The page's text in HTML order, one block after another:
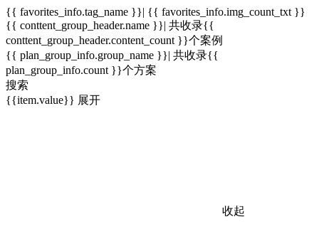
{{ favorites_info.tag_name }}| {{ favorites_info.img_count_txt }}
{{ conttent_group_header.name }}| 共收录{{
conttent_group_header.content_count }}个案例
{{ plan_group_info.group_name }}| 共收录{{
plan_group_info.count }}个方案
搜索
{{item.value}} 展开
收起